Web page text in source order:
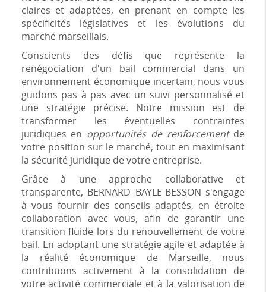
claires et adaptées, en prenant en compte les
spécificités législatives et les évolutions du
marché marseillais.
Conscients des défis que représente la
renégociation d'un bail commercial dans un
environnement économique incertain, nous vous
guidons pas à pas avec un suivi personnalisé et
une stratégie précise. Notre mission est de
transformer les éventuelles contraintes
juridiques en opportunités de renforcementde
votre position sur le marché, tout en maximisant
la sécurité juridique de votre entreprise.
Grâce à une approche collaborative et
transparente, BERNARD BAYLE-BESSON s'engage
à vous fournir des conseils adaptés, en étroite
collaboration avec vous, afin de garantir une
transition fluide lors du renouvellement de votre
bail. En adoptant une stratégie agile et adaptée à
la réalité économique de Marseille, nous
contribuons activement à la consolidation de
votre activité commerciale et à la valorisation de